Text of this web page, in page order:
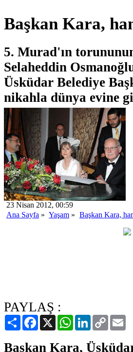
Başkan Kara,
5. Murad'ın
Selaheddin
Üsküdar Belediye
nikahla dünya evine
23 Nisan 2012, 00:59
Ana Sayfa » Yaşam » Başkan Kara,
PAYLAŞ :
PaylaşFacebook
X WhatsAppLinkedIn
Copy
Link
Başkan Kara,